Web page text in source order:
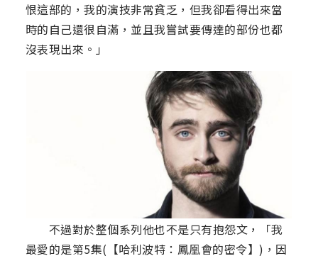
恨這部的，我的演技非常貧乏，但我卻看得出來當
時的自己還很自滿，並且我嘗試要傳達的部份也都
沒表現出來。」
不過對於整個系列他也不是只有抱怨文，「我
最愛的是第5集(【哈利波特：鳳凰會的密令】)，因